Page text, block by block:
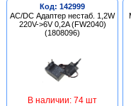
Код: 142999
AC/DC Адаптер нестаб. 1,2W
220V->6V 0,2A (FW2040)
(1808096)
В наличии: 74 шт